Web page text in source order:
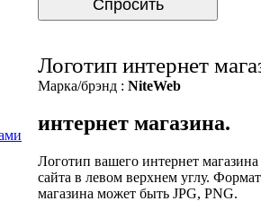
Спросить
Логотип интернет
Марка/брэнд : NiteWeb
интернет магазина.
Логотип вашего интернет
сайта в левом верхнем углу.
магазина может быть JPG, PNG.